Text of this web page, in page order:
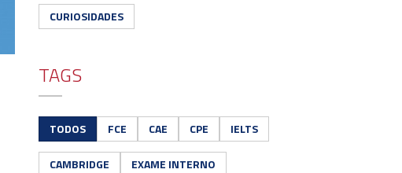
CURIOSIDADES
TAGS
TODOS FCE CAE CPE IELTS
CAMBRIDGE EXAME INTERNO